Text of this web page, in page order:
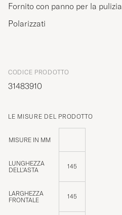
Fornito con panno per la pulizia
Polarizzati
CODICE PRODOTTO
31483910
LE MISURE DEL PRODOTTO
MISURE IN MM
LUNGHEZZA
DELL'ASTA
145
LARGHEZZA
FRONTALE
145